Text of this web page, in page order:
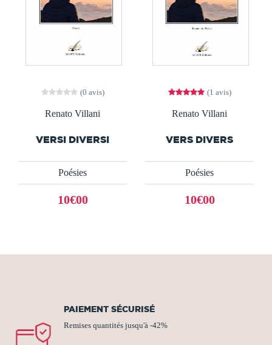
(0 avis)
Renato Villani
VERSI DIVERSI
Poésies
10€00
(1 avis)
Renato Villani
VERS DIVERS
Poésies
10€00
PAIEMENT SÉCURISÉ
Remises quantités jusqu'à -42%